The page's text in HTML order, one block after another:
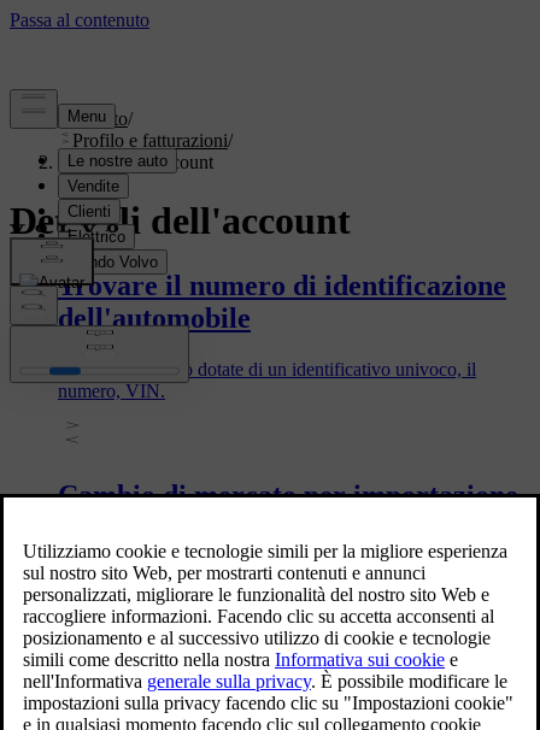
Supporto/
Profilo e fatturazioni/
Dettagli dell'account
Dettagli dell'account
Trovare il numero di identificazione
dell'automobile
Tutte le auto sono dotate di un identificativo univoco, il
numero, VIN.
Cambio di mercato per importazione
Quando importi la tua automobile o ti trasferisci in un altro
Paese, è importante contattare un concessionario autorizzato
Volvo per effettuare la registrazione nel nuovo mercato.
Questo garantisce il corretto funzionamento dei servizi
connessi offerti da Volvo.